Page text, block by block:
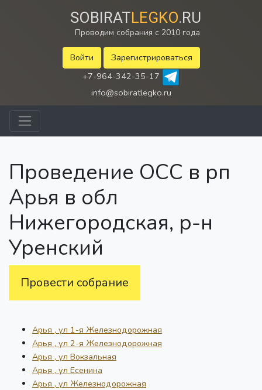
SOBIRATLEGKO.RU
Проводим собрания с 2010 года
Войти
Зарегистрироваться
+7-964-342-35-17
info@sobiratlegko.ru
Проведение ОСС в рп
Арья в обл
Нижегородская, р-н
Уренский
Провести собрание
Арья , ул 1-я Железнодорожная
Арья , ул 2-я Железнодорожная
Арья , ул Вокзальная
Арья , ул Есенина
Арья , ул Железнодорожная